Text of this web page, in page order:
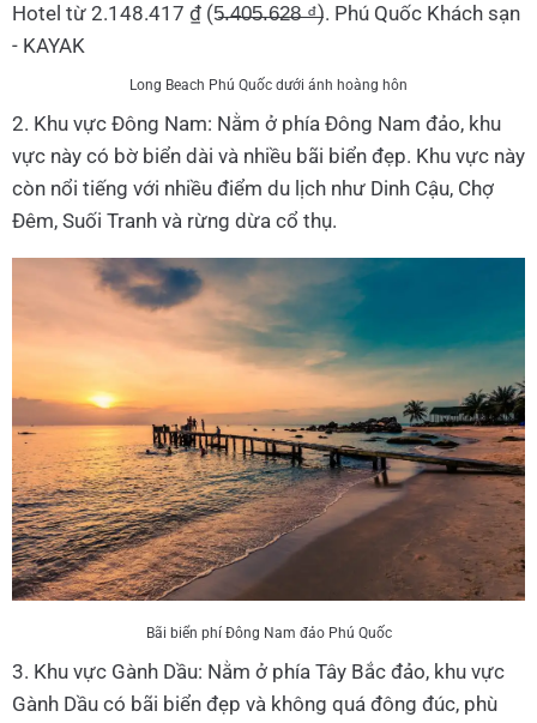
Long Beach Phú Quốc dưới ánh hoàng hôn
2. Khu vực Đông Nam: Nằm ở phía Đông Nam đảo, khu
vực này có bờ biển dài và nhiều bãi biển đẹp. Khu vực này
còn nổi tiếng với nhiều điểm du lịch như Dinh Cậu, Chợ
Đêm, Suối Tranh và rừng dừa cổ thụ.
Bãi biển phí Đông Nam đảo Phú Quốc
3. Khu vực Gành Dầu: Nằm ở phía Tây Bắc đảo, khu vực
Gành Dầu có bãi biển đẹp và không quá đông đúc, phù